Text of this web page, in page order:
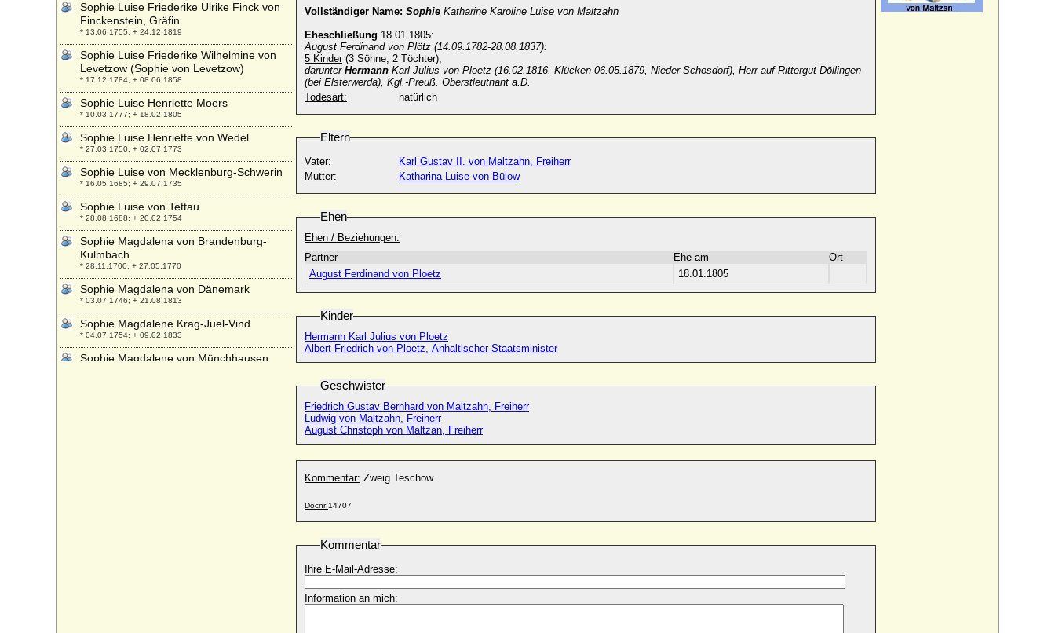
Vollständiger Name: Sophie Katharine Karoline Luise von Maltzahn
Eheschließung 18.01.1805:
August Ferdinand von Plötz (14.09.1782-28.08.1837):
5 Kinder(3 Söhne, 2 Töchter),
darunter Hermann Karl Julius von Ploetz (16.02.1816, Klücken-06.05.1879, Nieder-Schosdorf), Herr auf Rittergut Döllingen
(bei Elsterwerda), Kgl.-Preuß. Oberstleutnant a.D.
Todesart:
natürlich
Eltern
Vater:
Karl Gustav II. von Maltzahn, Freiherr
Mutter:
Katharina Luise von Bülow
Ehen
Ehen / Beziehungen:
Partner
Ehe am
Ort
August Ferdinand von Ploetz
18.01.1805
Kinder
Hermann Karl Julius von Ploetz
Albert Friedrich von Ploetz, Anhaltischer Staatsminister
Geschwister
Friedrich Gustav Bernhard von Maltzahn, Freiherr
Ludwig von Maltzahn, Freiherr
August Christoph von Maltzan, Freiherr
Kommentar: Zweig Teschow
Docnr:14707
Kommentar
Ihre E-Mail-Adresse:
Information an mich:
Sophie Luise Friederike Ulrike Finck von
Finckenstein, Gräfin
* 13.06.1755; + 24.12.1819
Sophie Luise Friederike Wilhelmine von
Levetzow (Sophie von Levetzow)
* 17.12.1784; + 08.06.1858
Sophie Luise Henriette Moers
* 10.03.1777; + 18.02.1805
Sophie Luise Henriette von Wedel
* 27.03.1750; + 02.07.1773
Sophie Luise von Mecklenburg-Schwerin
* 16.05.1685; + 29.07.1735
Sophie Luise von Tettau
* 28.08.1688; + 20.02.1754
Sophie Magdalena von Brandenburg-
Kulmbach
* 28.11.1700; + 27.05.1770
Sophie Magdalena von Dänemark
* 03.07.1746; + 21.08.1813
Sophie Magdalene Krag-Juel-Vind
* 04.07.1754; + 09.02.1833
Sophie Magdalene von Münchhausen